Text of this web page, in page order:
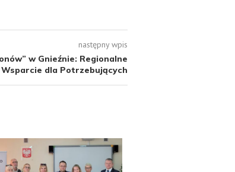
następny wpis
w Gnieźnie: Regionalne
dla Potrzebujących